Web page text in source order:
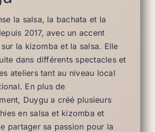
la salsa, la bachata et la
2017, avec un accent
la kizomba et la salsa. Elle
dans différents spectacles et
ateliers tant au niveau local
En plus de
Duygu a créé plusieurs
en salsa et kizomba et
partager sa passion pour la